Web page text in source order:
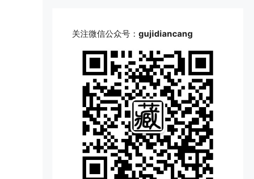
关注微信公众号： gujidiancang